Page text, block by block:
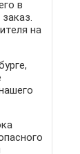
в
на